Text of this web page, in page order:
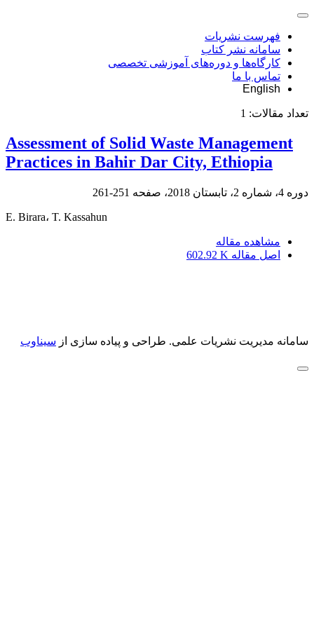
فهرست نشریات
سامانه نشر کتاب
کارگاه‌ها و دوره‌های آموزشی تخصصی
تماس با ما
English
تعداد مقالات: 1
Assessment of Solid Waste Management
Practices in Bahir Dar City, Ethiopia
دوره 4، شماره 2، تابستان 2018، صفحه 251-261
E. Birara، T. Kassahun
مشاهده مقاله
اصل مقاله 602.92 K
سامانه مدیریت نشریات علمی. طراحی و پیاده سازی از سیناوب